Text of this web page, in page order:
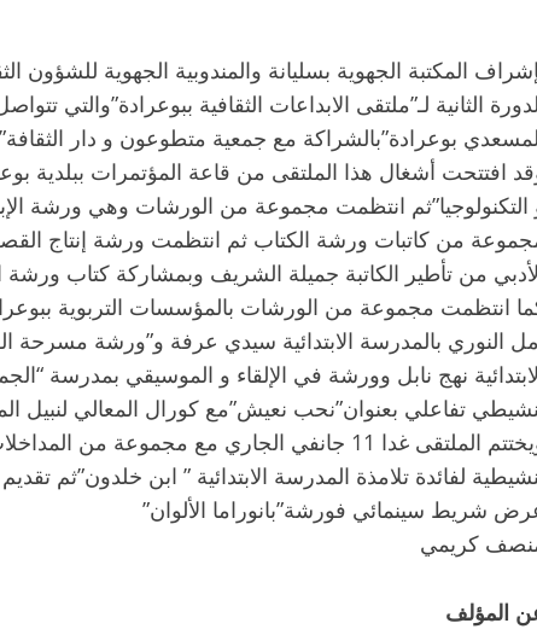
الثانية لـ”ملتقى الابداعات الثقافية ببوعرادة”والتي
بوعرادة”بالشراكة مع جمعية متطوعون و دار
افتتحت أشغال هذا الملتقى من قاعة المؤتمرات ببلدية
التكنولوجيا”ثم انتظمت مجموعة من الورشات وهي ورشة
من كاتبات ورشة الكتاب ثم انتظمت ورشة إنتاج
من تأطير الكاتبة جميلة الشريف وبمشاركة كتاب ورشة
انتظمت مجموعة من الورشات بالمؤسسات التربوية
النوري بالمدرسة الابتدائية سيدي عرفة و”ورشة مسرحة
نهج نابل وورشة في الإلقاء و الموسيقي بمدرسة
تفاعلي بعنوان”نحب نعيش”مع كورال المعالي لنبيل
ويختتم الملتقى غدا 11 جانفي الجاري مع
لفائدة تلامذة المدرسة الابتدائية ” ابن
شريط سينمائي فورشة”بانوراما الألوان”
كريمي
المؤلف